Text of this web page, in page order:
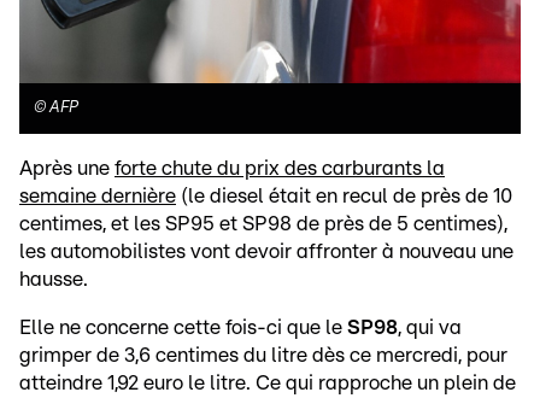
©AFP
Après une forte chute du prix des carburants la
semaine dernière (le diesel était en recul de près de 10
centimes, et les SP95 et SP98 de près de 5 centimes),
les automobilistes vont devoir affronter à nouveau une
hausse.
Elle ne concerne cette fois-ci que le SP98, qui va
grimper de 3,6 centimes du litre dès ce mercredi, pour
atteindre 1,92 euro le litre. Ce qui rapproche un plein de